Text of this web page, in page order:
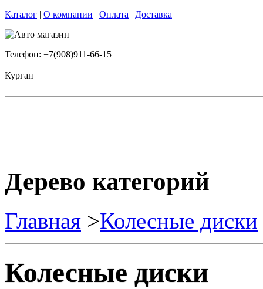
Каталог | О компании | Оплата | Доставка
Телефон: +7(908)911-66-15
Курган
Дерево категорий
Главная >Колесные диски
Колесные диски